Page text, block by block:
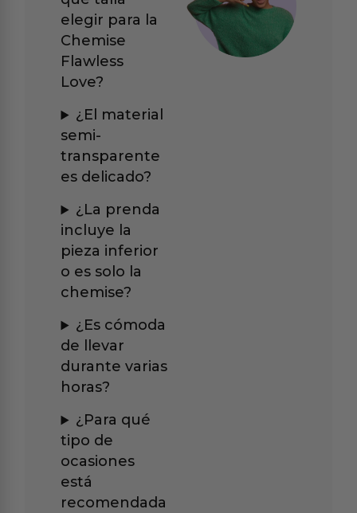
elegir para la
Chemise
Flawless
Love?
¿El material
semi-
transparente
es delicado?
¿La prenda
incluye la
pieza inferior
o es solo la
chemise?
¿Es cómoda
de llevar
durante varias
horas?
¿Para qué
tipo de
ocasiones
está
recomendada